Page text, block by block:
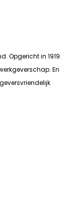
Opgericht in 1919.
En